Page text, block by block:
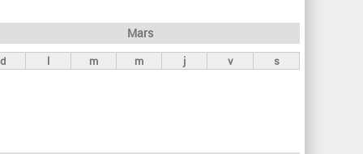
r
c
Mars
d l m m j v s